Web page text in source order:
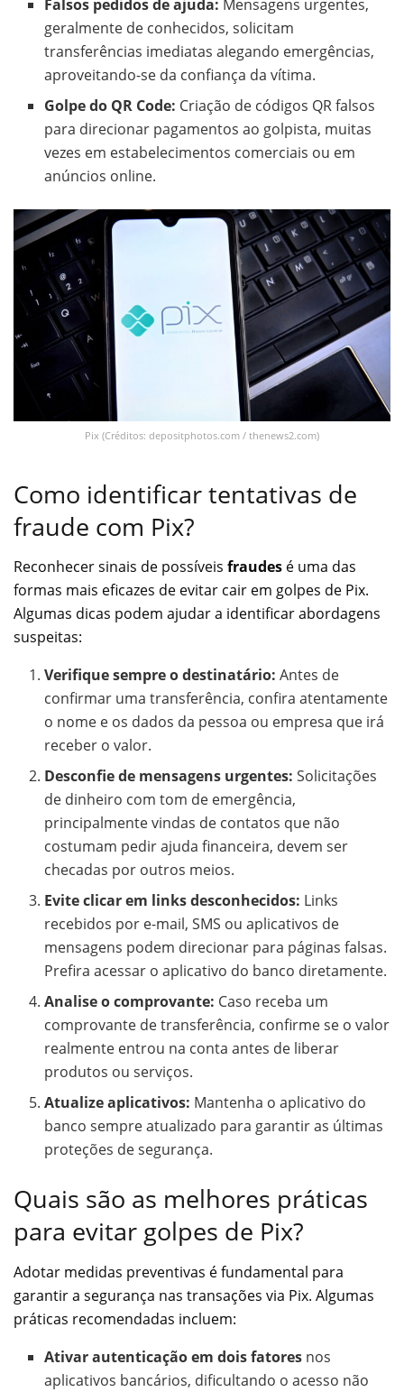
Falsos pedidos de ajuda: Mensagens urgentes,
geralmente de conhecidos, solicitam
transferências imediatas alegando emergências,
aproveitando-se da confiança da vítima.
Golpe do QR Code: Criação de códigos QR falsos
para direcionar pagamentos ao golpista, muitas
vezes em estabelecimentos comerciais ou em
anúncios online.
Pix (Créditos: depositphotos.com / thenews2.com)
Como identificar tentativas de
fraude com Pix?
Reconhecer sinais de possíveis fraudes é uma das
formas mais eficazes de evitar cair em golpes de Pix.
Algumas dicas podem ajudar a identificar abordagens
suspeitas:
Verifique sempre o destinatário: Antes de
confirmar uma transferência, confira atentamente
o nome e os dados da pessoa ou empresa que irá
receber o valor.
Desconfie de mensagens urgentes: Solicitações
de dinheiro com tom de emergência,
principalmente vindas de contatos que não
costumam pedir ajuda financeira, devem ser
checadas por outros meios.
Evite clicar em links desconhecidos: Links
recebidos por e-mail, SMS ou aplicativos de
mensagens podem direcionar para páginas falsas.
Prefira acessar o aplicativo do banco diretamente.
Analise o comprovante: Caso receba um
comprovante de transferência, confirme se o valor
realmente entrou na conta antes de liberar
produtos ou serviços.
Atualize aplicativos: Mantenha o aplicativo do
banco sempre atualizado para garantir as últimas
proteções de segurança.
Quais são as melhores práticas
para evitar golpes de Pix?
Adotar medidas preventivas é fundamental para
garantir a segurança nas transações via Pix. Algumas
práticas recomendadas incluem:
Ativar autenticação em dois fatores nos
aplicativos bancários, dificultando o acesso não